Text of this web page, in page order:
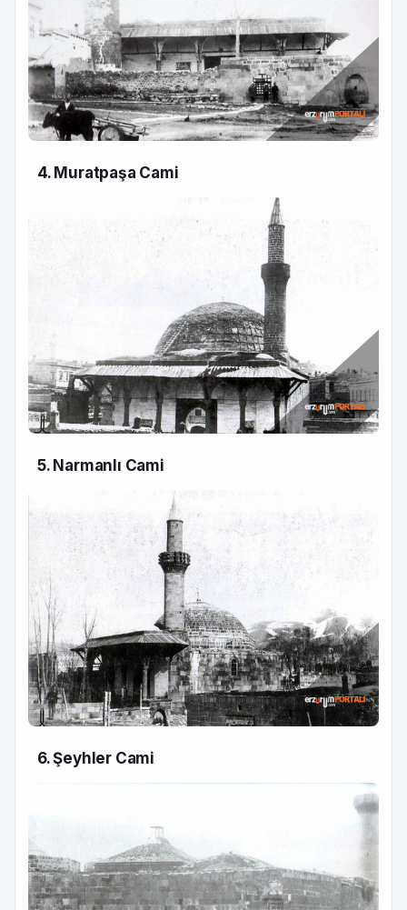
4. Muratpaşa Cami
5. Narmanlı Cami
6. Şeyhler Cami